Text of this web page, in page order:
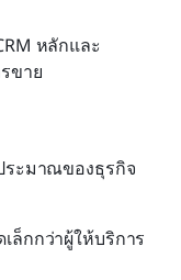
หลักและ
ขาย
ระมาณของธุรกิจ
กกว่าผู้ให้บริการ